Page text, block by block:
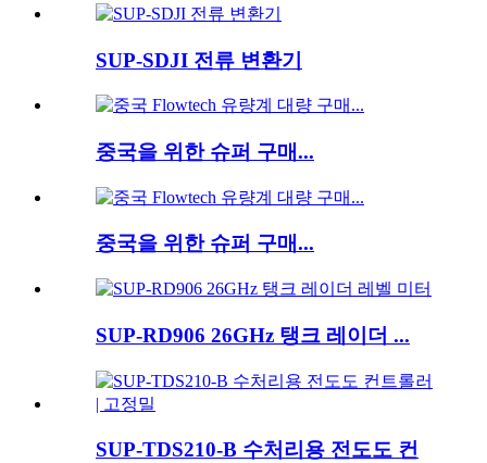
SUP-SDJI 전류 변환기
중국을 위한 슈퍼 구매...
중국을 위한 슈퍼 구매...
SUP-RD906 26GHz 탱크 레이더 ...
SUP-TDS210-B 수처리용 전도도 컨